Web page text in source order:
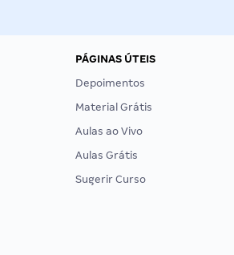
PÁGINAS ÚTEIS
Depoimentos
Material Grátis
Aulas ao Vivo
Aulas Grátis
Sugerir Curso